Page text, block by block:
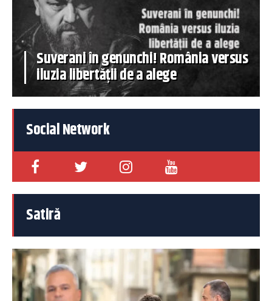
Suverani în genunchi! România versus
iluzia libertății de a alege
Social Network
Satiră